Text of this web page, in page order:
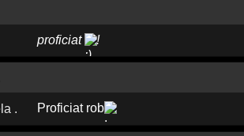
proficiat !
Proficiat rob